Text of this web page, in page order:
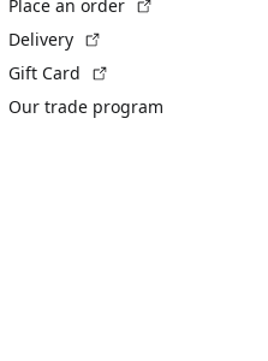
Place an order
Delivery
Gift Card
Our trade program